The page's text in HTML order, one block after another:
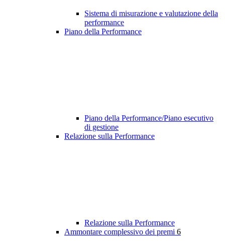
Sistema di misurazione e valutazione della
performance
Piano della Performance
Piano della Performance/Piano esecutivo
di gestione
Relazione sulla Performance
Relazione sulla Performance
Ammontare complessivo dei premi 6